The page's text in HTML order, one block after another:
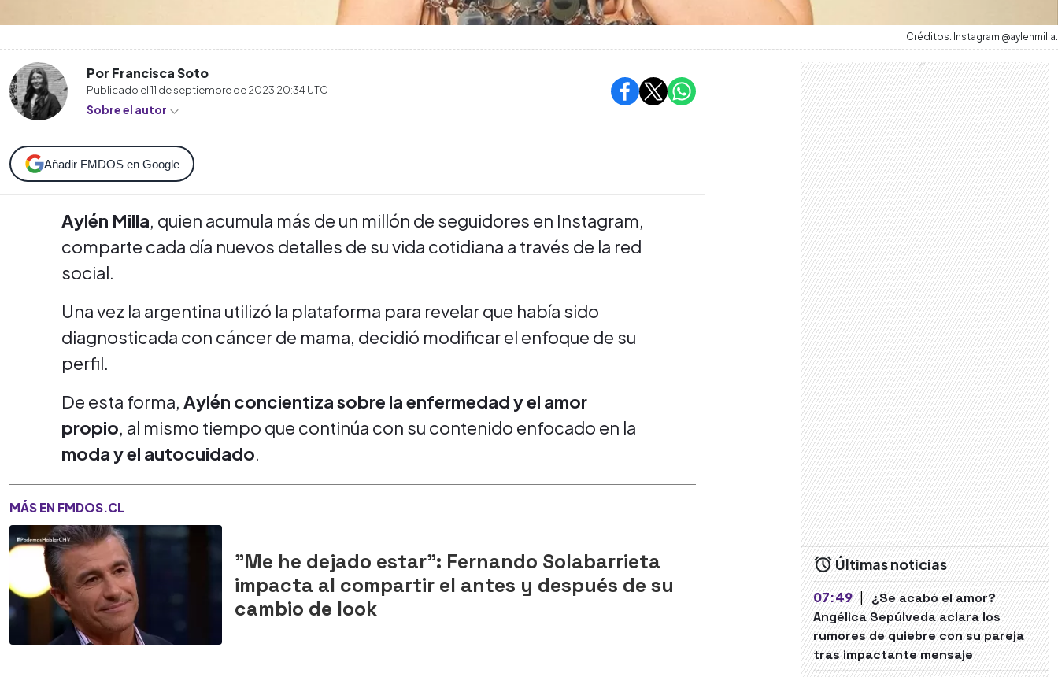
Créditos: Instagram @aylenmilla.
Por Francisca Soto
Publicado el11 de septiembre de 2023 20:34 UTC
Sobre el autor
Añadir FMDOS en Google
Aylén Milla, quien acumula más de un millón de seguidores en Instagram,
comparte cada día nuevos detalles de su vida cotidiana a través de la red
social.
Una vez la argentina utilizó la plataforma para revelar que había sido
diagnosticada con cáncer de mama, decidió modificar el enfoque de su
perfil.
De esta forma, Aylén concientiza sobre la enfermedad y el amor
propio, al mismo tiempo que continúa con su contenido enfocado en la
moda y el autocuidado.
MÁS EN FMDOS.CL
"Me he dejado estar": Fernando Solabarrieta
impacta al compartir el antes y después de su
cambio de look
Últimas noticias
07:49 | ¿Se acabó el amor?
Angélica Sepúlveda aclara los
rumores de quiebre con su pareja
tras impactante mensaje